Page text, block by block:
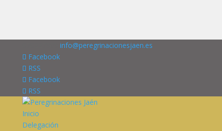
info@peregrinacionesjaen.es
Facebook
RSS
Facebook
RSS
Inicio
Delegación